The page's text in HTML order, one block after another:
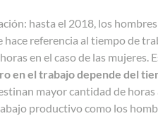
hasta el 2018, los
referencia al tiempo de
en el caso de las
en el trabajo depende del
mayor cantidad de
productivo como los